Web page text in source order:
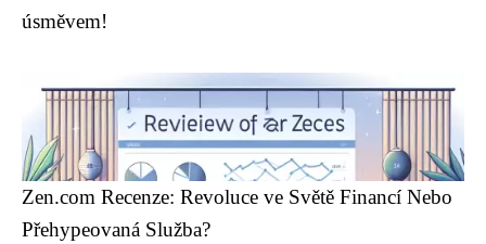
úsměvem!
Zen.com Recenze: Revoluce ve Světě Financí Nebo
Přehypeovaná Služba?